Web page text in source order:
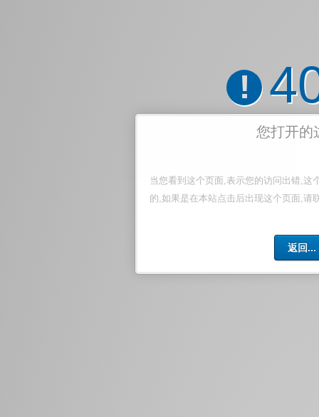
!
您打开的
当您看到这个页面,表示您的访问出错,这
的,如果是在本站点击后出现这个页面,请
返回...